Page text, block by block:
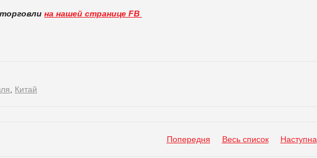
на нашей странице FB
Китай
Попередня Весь список Наступна